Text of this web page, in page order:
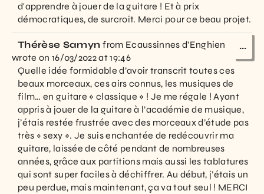
d'apprendre à jouer de la guitare ! Et à prix
démocratiques, de surcroit. Merci pour ce beau projet.
Thérèse Samynfrom Ecaussinnes d'Enghien
wrote on 16/03/2022at19:46
Quelle idée formidable d’avoir transcrit toutes ces
beaux morceaux, ces airs connus, les musiques de
film… en guitare « classique » ! Je me régale ! Ayant
appris à jouer de la guitare à l’académie de musique,
j’étais restée frustrée avec des morceaux d’étude pas
très « sexy ». Je suis enchantée de redécouvrir ma
guitare, laissée de côté pendant de nombreuses
années, grâce aux partitions mais aussi les tablatures
qui sont super faciles à déchiffrer. Au début, j’étais un
peu perdue, mais maintenant, ça va tout seul ! MERCI
...